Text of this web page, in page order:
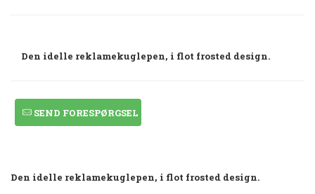
Den idelle reklamekuglepen, i flot frosted design.
SEND FORESPØRGSEL
Den idelle reklamekuglepen, i flot frosted design.